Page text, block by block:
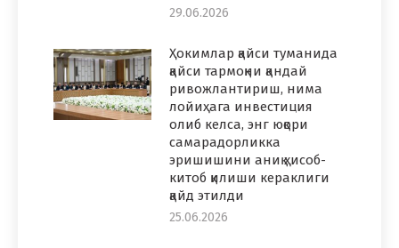
29.06.2026
Ҳокимлар қайси туманида
қайси тармоқни қандай
ривожлантириш, нима
лойиҳага инвестиция
олиб келса, энг юқори
самарадорликка
эришишини аниқ ҳисоб-
китоб қилиши кераклиги
қайд этилди
25.06.2026